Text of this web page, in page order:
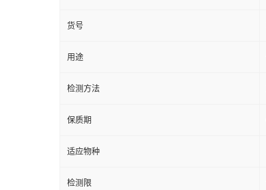
货号
用途
检测方法
保质期
适应物种
检测限